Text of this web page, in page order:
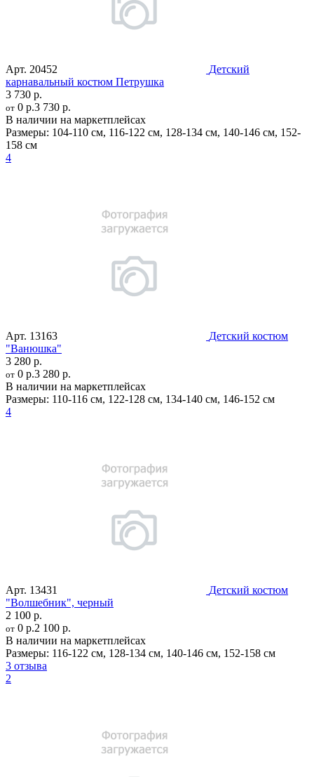
Арт. 20452
Детский
карнавальный костюм Петрушка
3 730 р.
от 0 р.3 730 р.
В наличии на маркетплейсах
Размеры: 104-110 см, 116-122 см, 128-134 см, 140-146 см, 152-
158 см
4
Арт. 13163
Детский костюм
"Ванюшка"
3 280 р.
от 0 р.3 280 р.
В наличии на маркетплейсах
Размеры: 110-116 см, 122-128 см, 134-140 см, 146-152 см
4
Арт. 13431
Детский костюм
"Волшебник", черный
2 100 р.
от 0 р.2 100 р.
В наличии на маркетплейсах
Размеры: 116-122 см, 128-134 см, 140-146 см, 152-158 см
3 отзыва
2